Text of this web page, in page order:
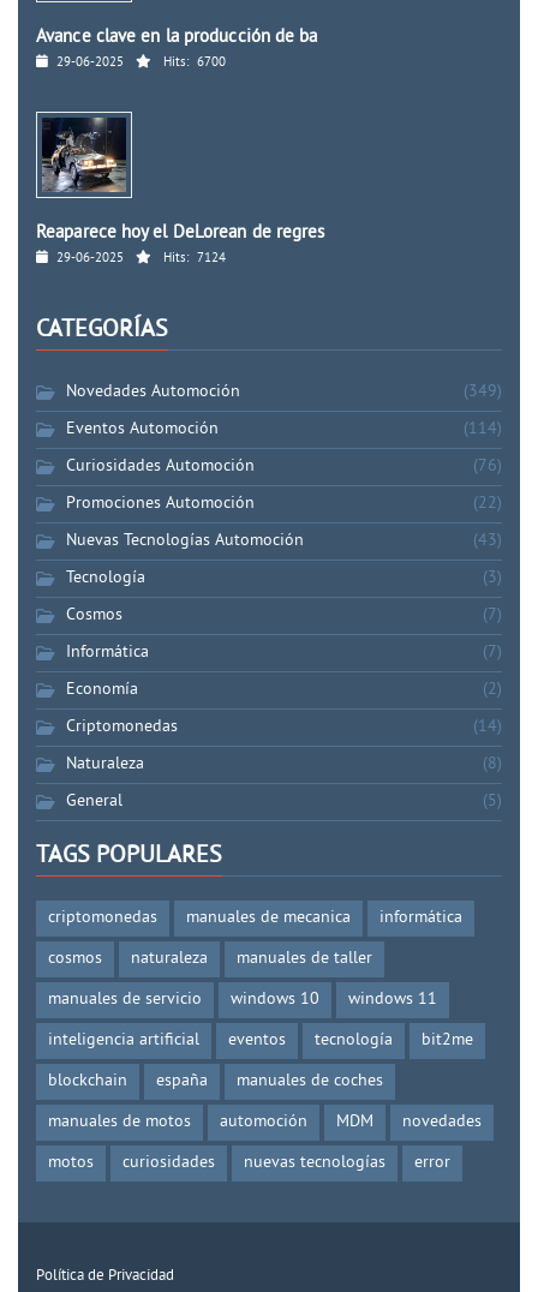
Avance clave en la producción de ba
29-06-2025 Hits: 6700
Reaparece hoy el DeLorean de regres
29-06-2025 Hits: 7124
CATEGORÍAS
Novedades Automoción
(349)
Eventos Automoción
(114)
Curiosidades Automoción
(76)
Promociones Automoción
(22)
Nuevas Tecnologías Automoción
(43)
Tecnología
(3)
Cosmos
(7)
Informática
(7)
Economía
(2)
Criptomonedas
(14)
Naturaleza
(8)
General
(5)
TAGS POPULARES
criptomonedas manuales de mecanica
informática
cosmos
naturaleza
manuales de taller
manuales de servicio
windows 10
windows 11
inteligencia artificial
eventos tecnología
bit2me
blockchain
españa
manuales de coches
manuales de motos
automoción MDM
novedades
motos
curiosidades nuevas tecnologías error
Política de Privacidad